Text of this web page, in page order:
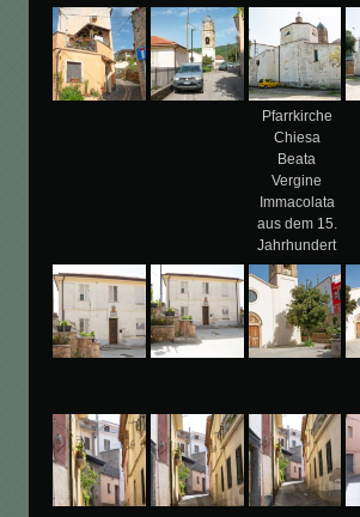
Pfarrkirche
Chiesa
Beata
Vergine
Immacolata
aus dem 15.
Jahrhundert